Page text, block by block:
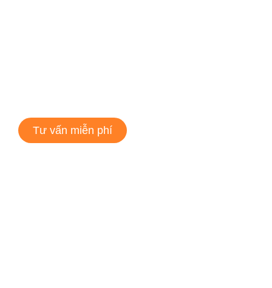
Tư vấn miễn phí